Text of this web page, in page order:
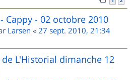
Cappy - 02 octobre 2010
Larsen « 27 sept. 2010, 21:34
de L'Historial dimanche 12